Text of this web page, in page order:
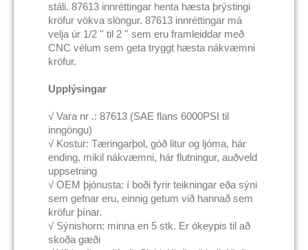
stáli. 87613 innréttingar henta hæsta þrýstingi
kröfur vökva slöngur. 87613 innréttingar má
velja úr 1/2 '' til 2 '' sem eru framleiddar með
CNC vélum sem geta tryggt hæsta nákvæmni
kröfur.
Upplýsingar
√ Vara nr .: 87613 (SAE flans 6000PSI til
inngöngu)
√ Kostur: Tæringarþol, góð litur og ljóma, hár
ending, mikil nákvæmni, hár flutningur, auðveld
uppsetning
√ OEM þjónusta: í boði fyrir teikningar eða sýni
sem gefnar eru, einnig getum við hannað sem
kröfur þínar.
√ Sýnishorn: minna en 5 stk. Er ókeypis til að
skoða gæði